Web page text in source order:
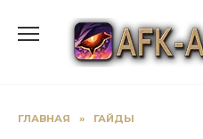
содержанию
ГЛАВНАЯ » ГАЙДЫ